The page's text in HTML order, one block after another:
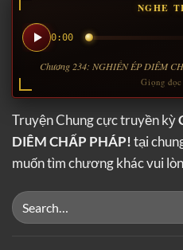
NGHE
0:00
Chương 234: NGHIỀN ÉP DIÊM
Giọng
Truyện Chung cực truyền kỳ
DIÊM CHẤP PHÁP!tại
muốn tìm chương khác vui